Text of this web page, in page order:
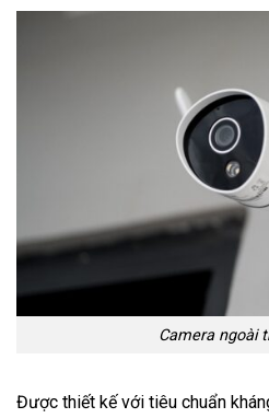
Camera ngoài
Được thiết kế với tiêu chuẩn